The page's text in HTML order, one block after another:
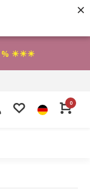
×
% ☀☀☀
0